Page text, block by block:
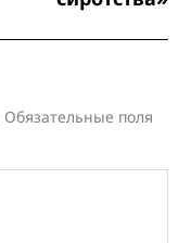
Обязательные поля